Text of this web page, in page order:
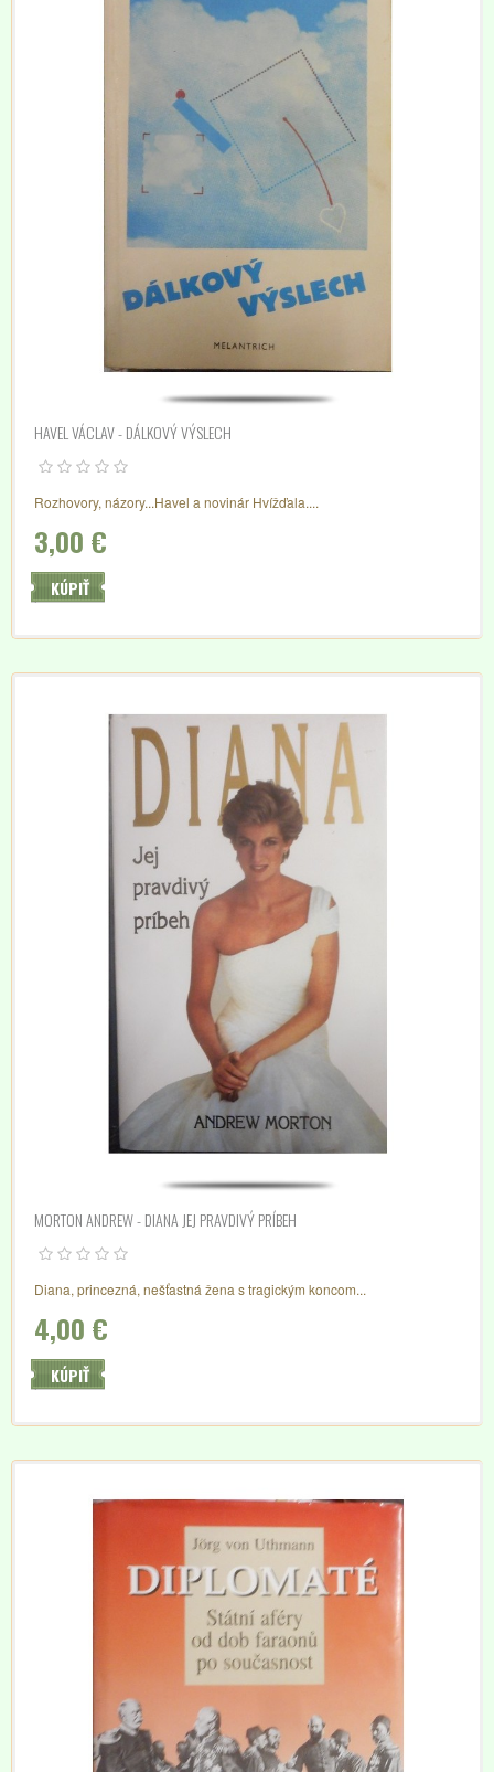
HAVEL VÁCLAV - DÁLKOVÝ VÝSLECH
Rozhovory, názory...Havel a novinár Hvížďala....
3,00 €
KÚPIŤ
MORTON ANDREW - DIANA JEJ PRAVDIVÝ PRÍBEH
Diana, princezná, nešťastná žena s tragickým koncom...
4,00 €
KÚPIŤ